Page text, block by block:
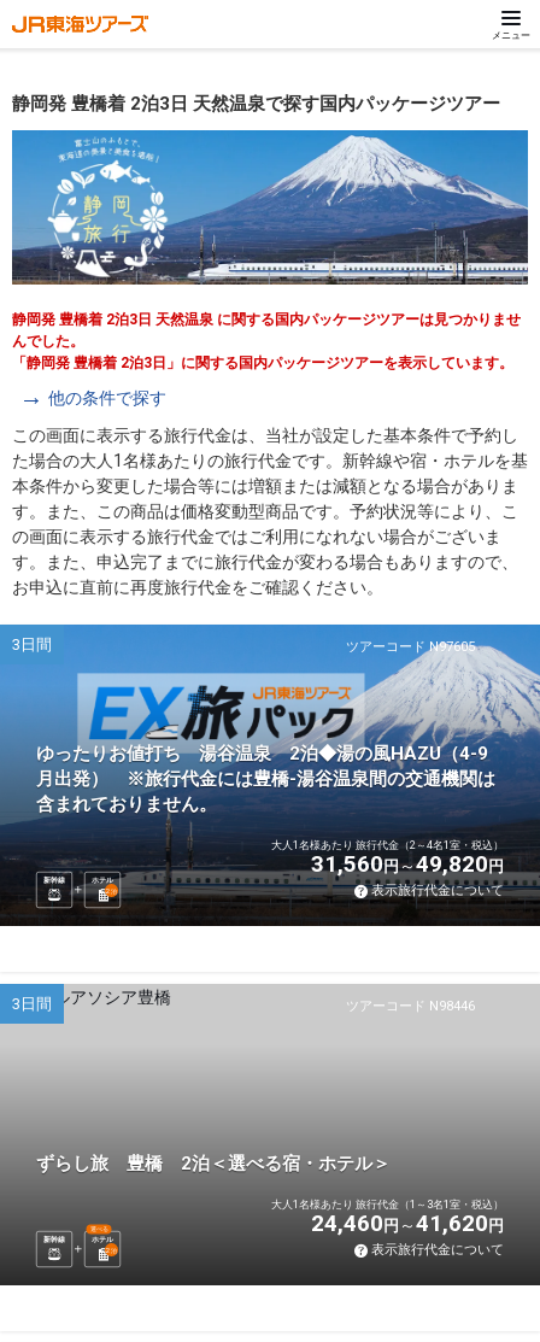
メニュー
静岡発 豊橋着 2泊3日 天然温泉で探す国内パッケージツアー
静岡発 豊橋着 2泊3日 天然温泉 に関する国内パッケージツアーは見つかりませ
んでした。
「静岡発 豊橋着 2泊3日」に関する国内パッケージツアーを表示しています。
他の条件で探す
この画面に表示する旅行代金は、当社が設定した基本条件で予約し
た場合の大人1名様あたりの旅行代金です。新幹線や宿・ホテルを基
本条件から変更した場合等には増額または減額となる場合がありま
す。また、この商品は価格変動型商品です。予約状況等により、こ
の画面に表示する旅行代金ではご利用になれない場合がございま
す。また、申込完了までに旅行代金が変わる場合もありますので、
お申込に直前に再度旅行代金をご確認ください。
ツアーコード N97605
3日間
ゆったりお値打ち 湯谷温泉 2泊◆湯の風HAZU（4-9
月出発） ※旅行代金には豊橋-湯谷温泉間の交通機関は
含まれておりません。
新幹線
ホテル
2泊
大人1名様あたり 旅行代金（2～4名1室・税込）
31,560円 49,820円
表示旅行代金について
ツアーコード N98446
3日間
ずらし旅 豊橋 2泊＜選べる宿・ホテル＞
新幹線 ホテル
選べる
2泊
大人1名様あたり 旅行代金（1～3名1室・税込）
24,460 円 41,620 円
表示旅行代金について